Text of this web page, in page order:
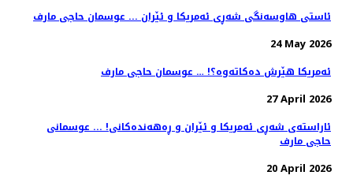
ئاستی هاوسەنگی شەڕی ئەمریکا و ئێران ... عوسمان حاجی مارف
24 May 2026
ئەمریکا هێرش دەکاتەوە؟! … عوسمان حاجی مارف
27 April 2026
ئاراستەی شەڕی ئەمریکا و ئێران و ڕەهەندەکانی! ... عوسمانی
حاجی مارف
20 April 2026